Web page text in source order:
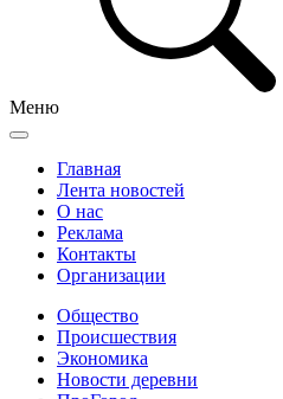
Меню
Главная
Лента новостей
О нас
Реклама
Контакты
Организации
Общество
Происшествия
Экономика
Новости деревни